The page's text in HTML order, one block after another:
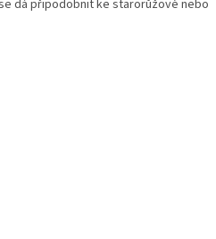
dá připodobnit ke starorůžové nebo